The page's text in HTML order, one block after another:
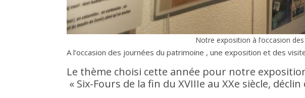
Notre exposition à l’occasion
A l’occasion des journées du patrimoine , une exposition et des
Le thème choisi cette année pour notre
« Six-Fours de la fin du XVIIIe au XXe siècle,